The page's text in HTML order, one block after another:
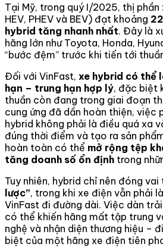
Tại Mỹ, trong quý I/2025, thị phần
HEV, PHEV và BEV) đạt khoảng
hybrid tăng nhanh nhất. Đây là
hãng lớn như Toyota, Honda,
“bước đệm” trước khi tiến tới
Đối với VinFast, xe hybrid có thể
hạn – trung hạn hợp lý, đặc biệt
thuần còn đang trong giai đoạn
cung ứng đã dần hoàn thiện, việc
hybrid không phải là điều quá xa
đúng thời điểm và tạo ra sản
hoàn toàn có thể mở rộng tệp
tăng doanh số ổn định trong
Tuy nhiên, hybrid chỉ nên đóng vai
lược”, trong khi xe điện vẫn phải là
VinFast đi đường dài. Việc dàn
có thể khiến hãng mất tập trung
nghệ và nhận diện thương hiệu –
biệt của một hãng xe điện tiên